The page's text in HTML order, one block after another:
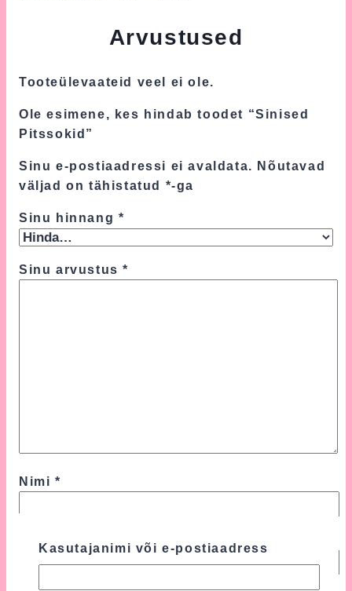
Arvustused
Tooteülevaateid veel ei ole.
Ole esimene, kes hindab toodet “Sinised
Pitssokid”
Sinu e-postiaadressi ei avaldata. Nõutavad
väljad on tähistatud *-ga
Sinu hinnang *
Sinu arvustus*
Nimi *
Kasutajanimi või e-postiaadress